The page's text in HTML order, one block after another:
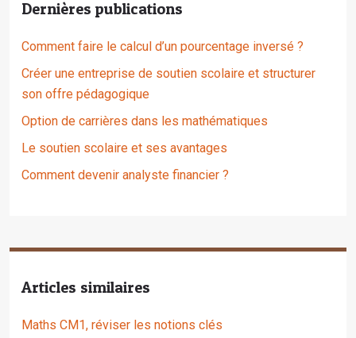
Dernières publications
Comment faire le calcul d’un pourcentage inversé ?
Créer une entreprise de soutien scolaire et structurer
son offre pédagogique
Option de carrières dans les mathématiques
Le soutien scolaire et ses avantages
Comment devenir analyste financier ?
Articles similaires
Maths CM1, réviser les notions clés